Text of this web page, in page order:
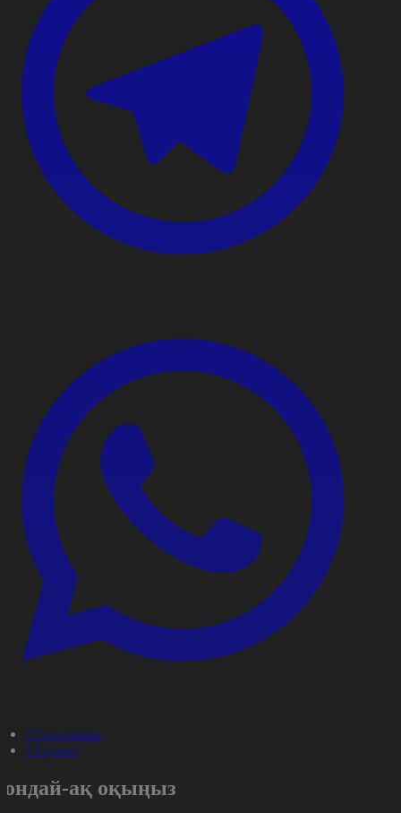
#Экономика
#Aqparat
ақ оқыңыз